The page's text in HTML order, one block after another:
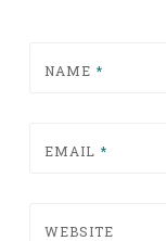
NAME *
EMAIL *
WEBSITE